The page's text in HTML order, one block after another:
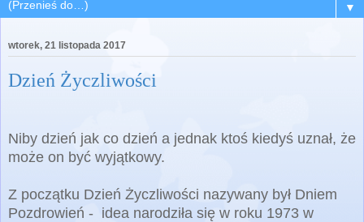
▼
wtorek, 21 listopada 2017
Dzień Życzliwości
Niby dzień jak co dzień a jednak ktoś kiedyś uznał, że
może on być wyjątkowy.
Z początku Dzień Życzliwości nazywany był Dniem
Pozdrowień - idea narodziła się w roku 1973 w